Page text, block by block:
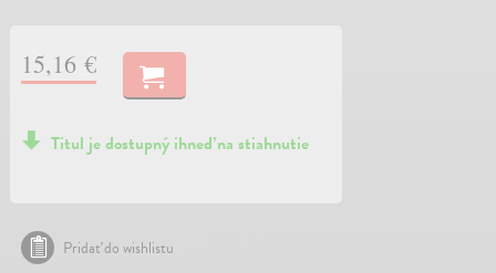
15,16 €
Titul je dostupný ihneď na stiahnutie
Pridať do wishlistu